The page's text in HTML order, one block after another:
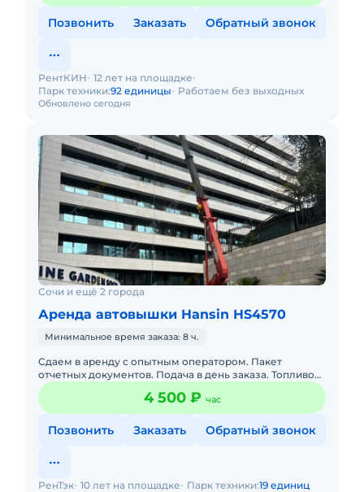
Позвонить Заказать Обратный звонок
Обновлено сегодня
РентКИН 12 лет на площадке
Парк техники:92 единицы Работаем без выходных
Сочи и ещё 2 города
Аренда автовышки Hansin HS4570
Минимальное время заказа: 8 ч.
Сдаем в аренду с опытным оператором. Пакет
отчетных документов. Подача в день заказа. Топливо
включено в стоимость.
4 500 ₽ час
Позвонить Заказать Обратный звонок
РенТэк 10 лет на площадке Парк техники:19 единиц